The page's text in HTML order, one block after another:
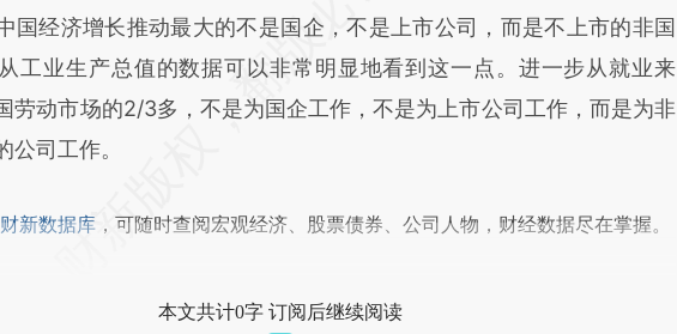
国经济增长推动最大的不是国企，不是上市公司，而是不上市的非国
工业生产总值的数据可以非常明显地看到这一点。进一步从就业来
劳动市场的2/3多，不是为国企工作，不是为上市公司工作，而是为非
公司工作。
财新数据库 ，可随时查阅宏观经济、股票债券、公司人物，财经数据尽在掌握。
本文共计0字 订阅后继续阅读